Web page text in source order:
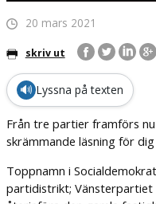
20 mars 2021
skriv ut
🔊 Lyssna på texten
Från tre partier framförs
skrämmande läsning för
Toppnamn i
partidistrikt; Vänsterpartiet